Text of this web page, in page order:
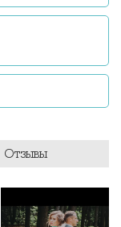
Отзывы